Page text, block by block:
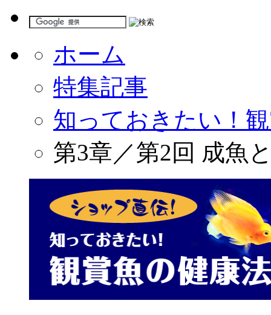
ホーム
特集記事
知っておきたい！
第3章／第2回 成魚